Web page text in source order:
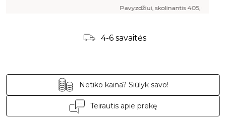
Pavyzdžiui, skolinantis405,00€, kai
4-6 savaitės
Netiko kaina? Siūlyk savo!
Teirautis apie prekę